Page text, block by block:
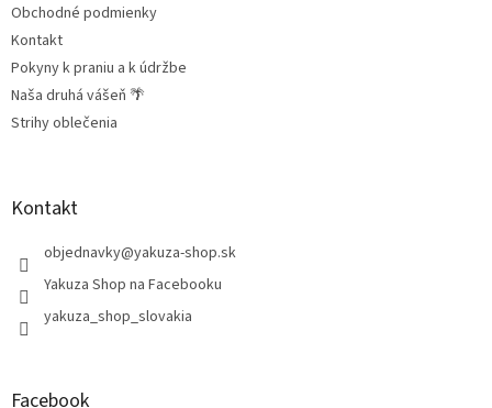
Obchodné podmienky
Kontakt
Pokyny k praniu a k údržbe
Naša druhá vášeň 🌴
Strihy oblečenia
Kontakt
objednavky@yakuza-shop.sk
Yakuza Shop na Facebooku
yakuza_shop_slovakia
Facebook